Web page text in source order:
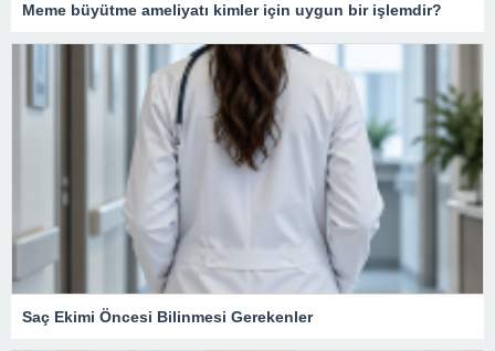
Meme büyütme ameliyatı kimler için uygun bir işlemdir?
Saç Ekimi Öncesi Bilinmesi Gerekenler